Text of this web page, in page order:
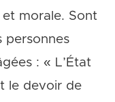
morale. Sont
personnes
: « L’État
le devoir de